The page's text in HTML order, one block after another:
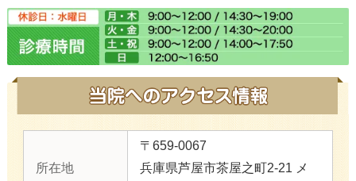
所在地
〒659-0067
兵庫県芦屋市茶屋之町2-21 メ